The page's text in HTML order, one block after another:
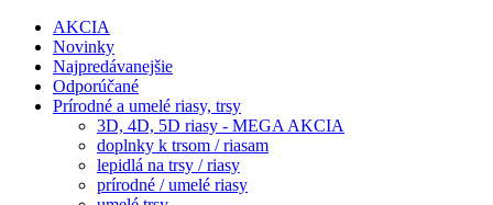
AKCIA
Novinky
Najpredávanejšie
Odporúčané
Prírodné a umelé riasy, trsy
3D, 4D, 5D riasy - MEGA AKCIA
doplnky k trsom / riasam
lepidlá na trsy / riasy
prírodné / umelé riasy